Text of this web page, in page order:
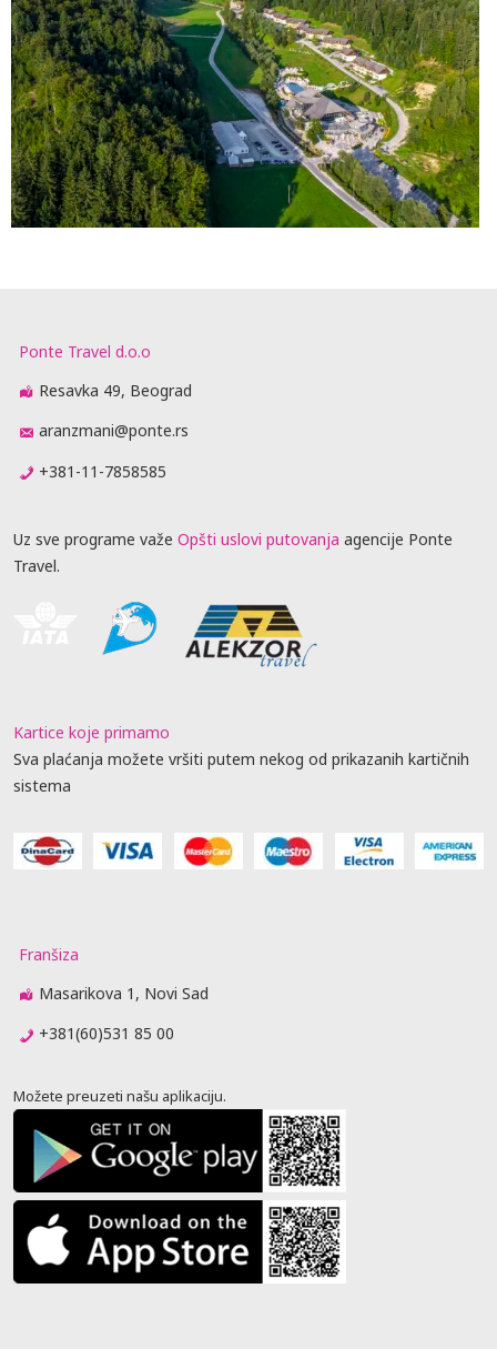
Ponte Travel d.o.o
Resavka 49, Beograd
aranzmani@ponte.rs
+381-11-7858585
Uz sve programe važe Opšti uslovi putovanja agencije Ponte
Travel.
Kartice koje primamo
Sva plaćanja možete vršiti putem nekog od prikazanih kartičnih
sistema
Franšiza
Masarikova 1, Novi Sad
+381(60)531 85 00
Možete preuzeti našu aplikaciju.